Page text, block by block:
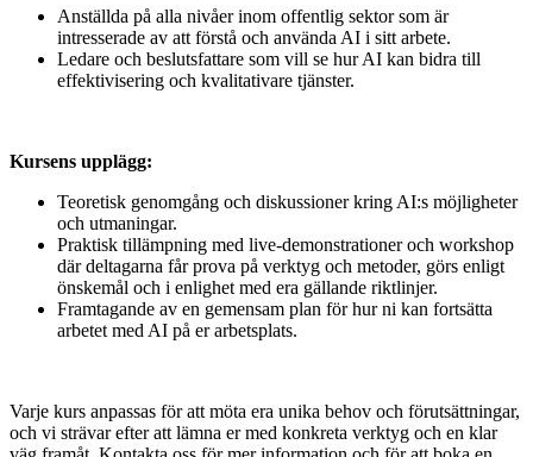
Anställda på alla nivåer inom offentlig sektor som är
intresserade av att förstå och använda AI i sitt arbete.
Ledare och beslutsfattare som vill se hur AI kan bidra till
effektivisering och kvalitativare tjänster.
Kursens upplägg:
Teoretisk genomgång och diskussioner kring AI:s möjligheter
och utmaningar.
Praktisk tillämpning med live-demonstrationer och workshop
där deltagarna får prova på verktyg och metoder, görs enligt
önskemål och i enlighet med era gällande riktlinjer.
Framtagande av en gemensam plan för hur ni kan fortsätta
arbetet med AI på er arbetsplats.
Varje kurs anpassas för att möta era unika behov och förutsättningar,
och vi strävar efter att lämna er med konkreta verktyg och en klar